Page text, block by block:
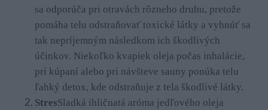
sa odporúča pri otravách rôzneho druhu, pretože
pomáha telu odstraňovať toxické látky a vyhnúť sa
tak nepríjemným následkom ich škodlivých
účinkov. Niekoľko kvapiek oleja počas inhalácie,
pri kúpaní alebo pri návšteve sauny ponúka telu
ľahký detox, kde odstraňuje z tela škodlivé látky.
StresSladká ihličnatá aróma jedľového oleja